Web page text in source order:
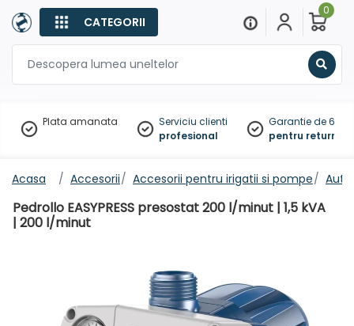
CATEGORII
0
Plata amanata
Serviciu clienti
profesional
Garantie de 60
pentru
Acasa Accesorii Accesorii pentru irigatii si pompe
Pedrollo EASYPRESS presostat 200 l/minut | 1,5 kVA
| 200 l/minut